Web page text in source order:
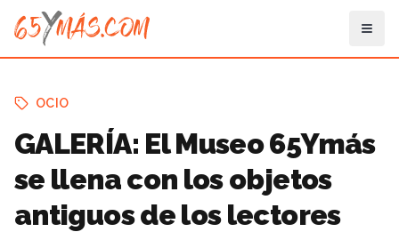
OCIO
GALERÍA: El Museo 65Ymás
se llena con los objetos
antiguos de los lectores